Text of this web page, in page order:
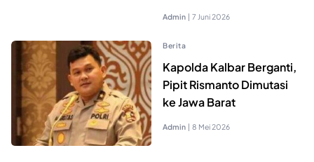
Admin | 7 Juni 2026
Berita
Kapolda Kalbar Berganti,
Pipit Rismanto Dimutasi
ke Jawa Barat
Admin | 8 Mei 2026